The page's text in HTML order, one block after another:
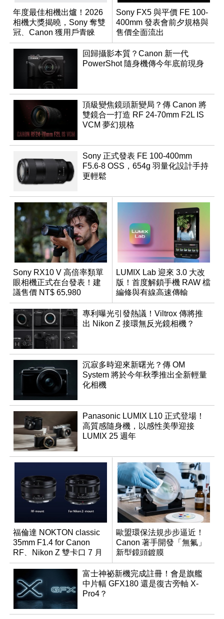
年度最佳相機出爐！2026
相機大獎揭曉，Sony 奪雙
冠、Canon 獲用戶青睞
Sony FX5 與平價 FE 100-
400mm 發表會前夕規格與
售價全面流出
回歸攝影本質？Canon 新一代
PowerShot 隨身機傳今年底前現身
頂級變焦鏡頭新變局？傳 Canon 將
雙鏡合一打造 RF 24-70mm F2L IS
VCM 夢幻規格
Sony 正式發表 FE 100-400mm
F5.6-8 OSS，654g 羽量化設計手持
更輕鬆
Sony RX10 V 高倍率類單
眼相機正式在台發表！建
議售價 NT$ 65,980
LUMIX Lab 迎來 3.0 大改
版！首度解鎖手機 RAW 檔
編修與有線高速傳輸
專利曝光引發熱議！Viltrox 傳將推
出 Nikon Z 接環無反光鏡相機？
沉寂多時迎來新曙光？傳 OM
System 將於今年秋季推出全新輕量
化相機
Panasonic LUMIX L10 正式登場！
高質感隨身機，以感性美學迎接
LUMIX 25 週年
福倫達 NOKTON classic
35mm F1.4 for Canon
RF、Nikon Z 雙卡口 7 月
同步登台
歐盟環保法規步步逼近！
Canon 著手開發「無氟」
新型鏡頭鍍膜
富士神祕新機完成註冊！會是旗艦
中片幅 GFX180 還是復古旁軸 X-
Pro4？